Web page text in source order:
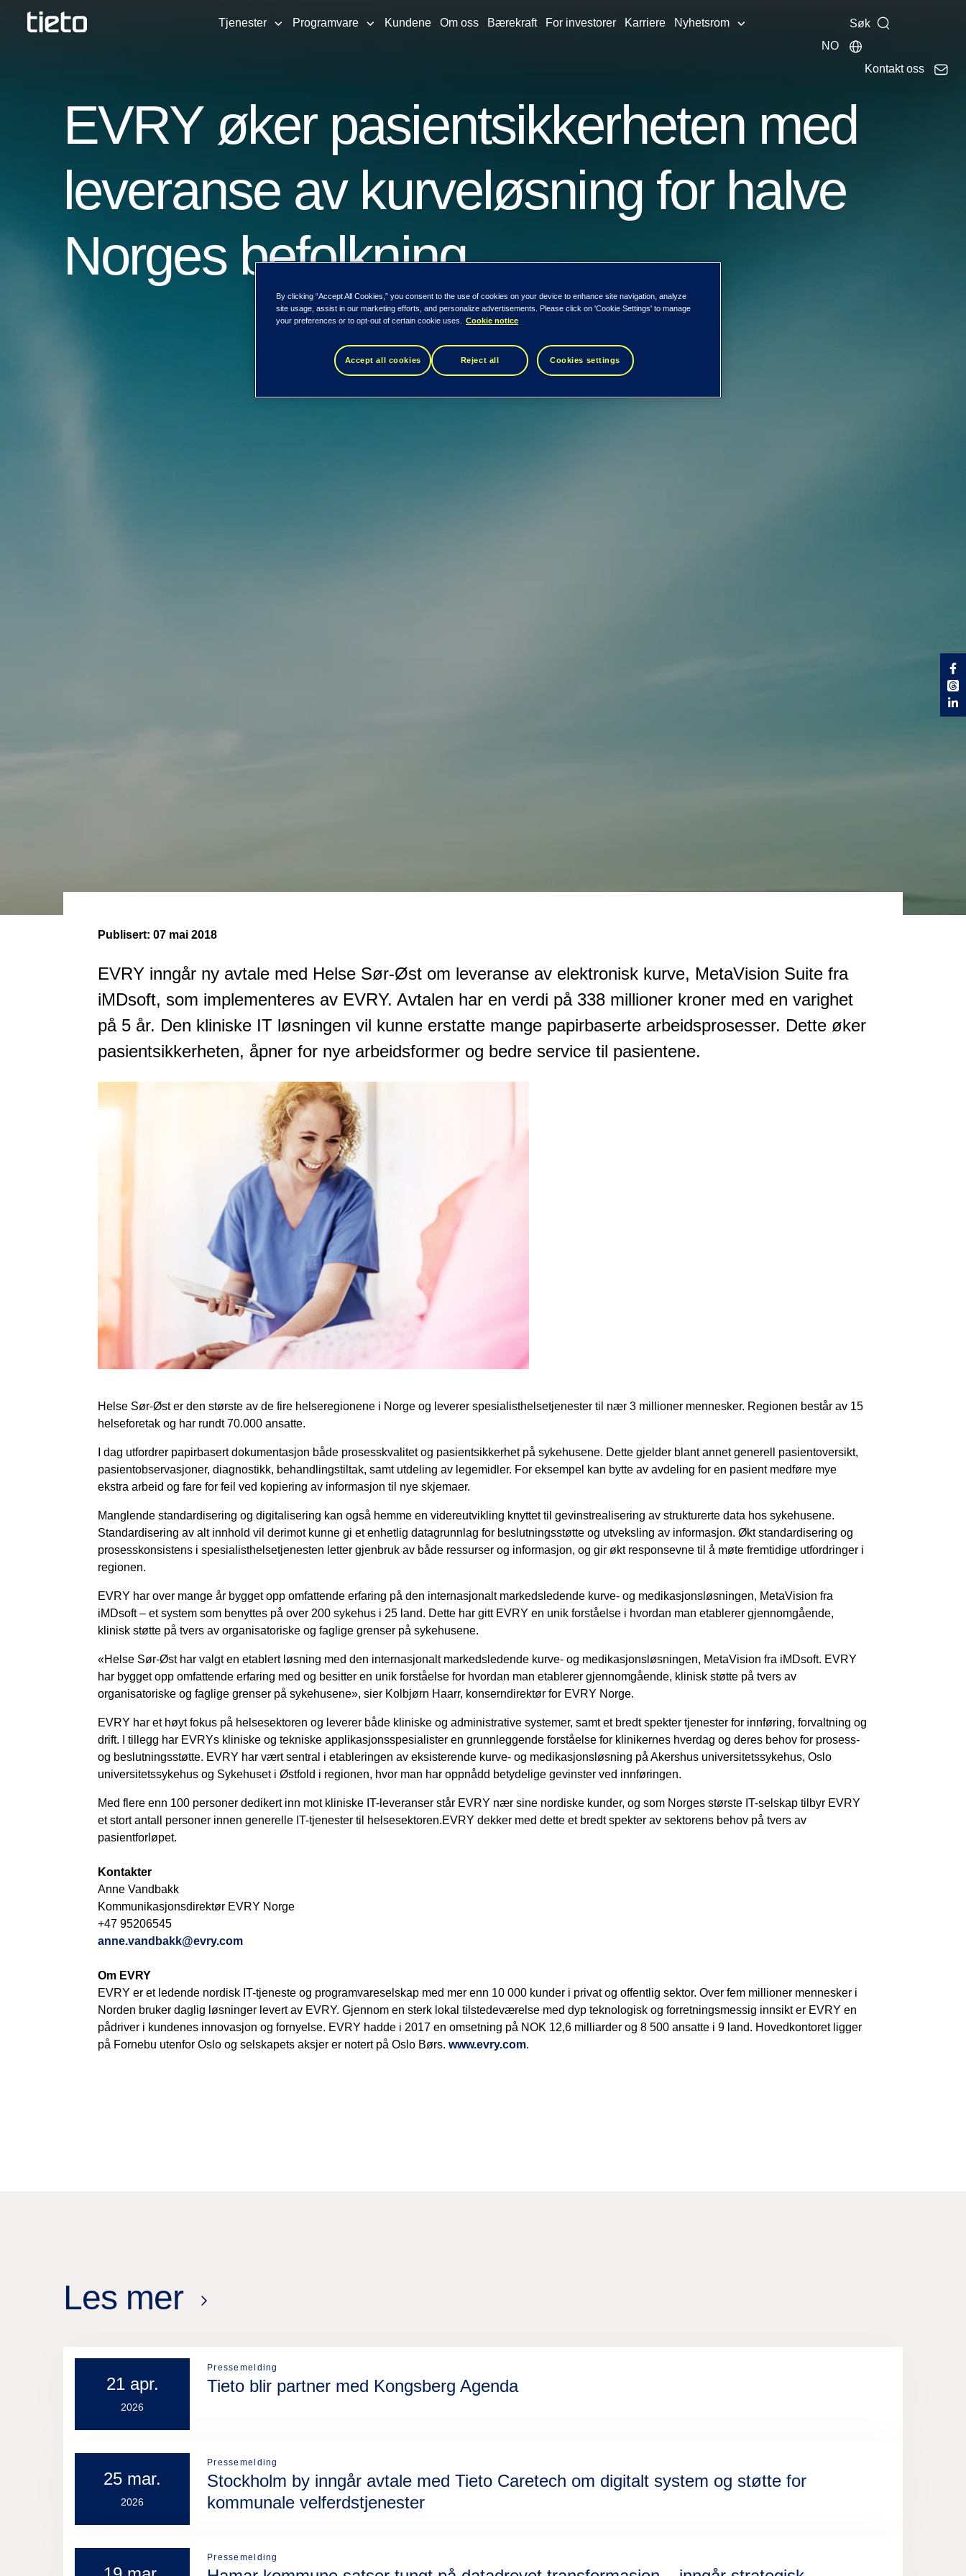
Tjenester Programvare Kundene Om oss Bærekraft For investorer Karriere Nyhetsrom
Søk
NO
Kontakt oss
EVRY øker pasientsikkerheten med
leveranse av kurveløsning for halve
Norges befolkning
Publisert: 07 mai 2018
EVRY inngår ny avtale med Helse Sør-Øst om leveranse av elektronisk kurve, MetaVision Suite fra
iMDsoft, som implementeres av EVRY. Avtalen har en verdi på 338 millioner kroner med en varighet
på 5 år. Den kliniske IT løsningen vil kunne erstatte mange papirbaserte arbeidsprosesser. Dette øker
pasientsikkerheten, åpner for nye arbeidsformer og bedre service til pasientene.
Helse Sør-Øst er den største av de fire helseregionene i Norge og leverer spesialisthelsetjenester til nær 3 millioner mennesker. Regionen består av 15
helseforetak og har rundt 70.000 ansatte.
I dag utfordrer papirbasert dokumentasjon både prosesskvalitet og pasientsikkerhet på sykehusene. Dette gjelder blant annet generell pasientoversikt,
pasientobservasjoner, diagnostikk, behandlingstiltak, samt utdeling av legemidler. For eksempel kan bytte av avdeling for en pasient medføre mye
ekstra arbeid og fare for feil ved kopiering av informasjon til nye skjemaer.
Manglende standardisering og digitalisering kan også hemme en videreutvikling knyttet til gevinstrealisering av strukturerte data hos sykehusene.
Standardisering av alt innhold vil derimot kunne gi et enhetlig datagrunnlag for beslutningsstøtte og utveksling av informasjon. Økt standardisering og
prosesskonsistens i spesialisthelsetjenesten letter gjenbruk av både ressurser og informasjon, og gir økt responsevne til å møte fremtidige utfordringer i
regionen.
EVRY har over mange år bygget opp omfattende erfaring på den internasjonalt markedsledende kurve- og medikasjonsløsningen, MetaVision fra
iMDsoft – et system som benyttes på over 200 sykehus i 25 land. Dette har gitt EVRY en unik forståelse i hvordan man etablerer gjennomgående,
klinisk støtte på tvers av organisatoriske og faglige grenser på sykehusene.
«Helse Sør-Øst har valgt en etablert løsning med den internasjonalt markedsledende kurve- og medikasjonsløsningen, MetaVision fra iMDsoft. EVRY
har bygget opp omfattende erfaring med og besitter en unik forståelse for hvordan man etablerer gjennomgående, klinisk støtte på tvers av
organisatoriske og faglige grenser på sykehusene», sier Kolbjørn Haarr, konserndirektør for EVRY Norge.
EVRY har et høyt fokus på helsesektoren og leverer både kliniske og administrative systemer, samt et bredt spekter tjenester for innføring, forvaltning og
drift. I tillegg har EVRYs kliniske og tekniske applikasjonsspesialister en grunnleggende forståelse for klinikernes hverdag og deres behov for prosess-
og beslutningsstøtte. EVRY har vært sentral i etableringen av eksisterende kurve- og medikasjonsløsning på Akershus universitetssykehus, Oslo
universitetssykehus og Sykehuset i Østfold i regionen, hvor man har oppnådd betydelige gevinster ved innføringen.
Med flere enn 100 personer dedikert inn mot kliniske IT-leveranser står EVRY nær sine nordiske kunder, og som Norges største IT-selskap tilbyr EVRY
et stort antall personer innen generelle IT-tjenester til helsesektoren.EVRY dekker med dette et bredt spekter av sektorens behov på tvers av
pasientforløpet.
Kontakter
Anne Vandbakk
Kommunikasjonsdirektør EVRY Norge
+47 95206545
anne.vandbakk@evry.com
Om EVRY
EVRY er et ledende nordisk IT-tjeneste og programvareselskap med mer enn 10 000 kunder i privat og offentlig sektor. Over fem millioner mennesker i
Norden bruker daglig løsninger levert av EVRY. Gjennom en sterk lokal tilstedeværelse med dyp teknologisk og forretningsmessig innsikt er EVRY en
pådriver i kundenes innovasjon og fornyelse. EVRY hadde i 2017 en omsetning på NOK 12,6 milliarder og 8 500 ansatte i 9 land. Hovedkontoret ligger
på Fornebu utenfor Oslo og selskapets aksjer er notert på Oslo Børs. www.evry.com.
Les mer
21 apr.
2026
Pressemelding
Tieto blir partner med Kongsberg Agenda
25 mar.
2026
Pressemelding
Stockholm by inngår avtale med Tieto Caretech om digitalt system og støtte for
kommunale velferdstjenester
Pressemelding
By clicking “Accept All Cookies,” you consent to the use of cookies on your device to enhance site navigation, analyze
site usage, assist in our marketing efforts, and personalize advertisements. Please click on 'Cookie Settings' to manage
your preferences or to opt-out of certain cookie uses.
Cookie notice
Accept all cookies Reject all Cookies settings